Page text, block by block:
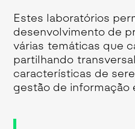
Estes laboratórios
desenvolvimento de
várias temáticas que
partilhando
características de
gestão de informação